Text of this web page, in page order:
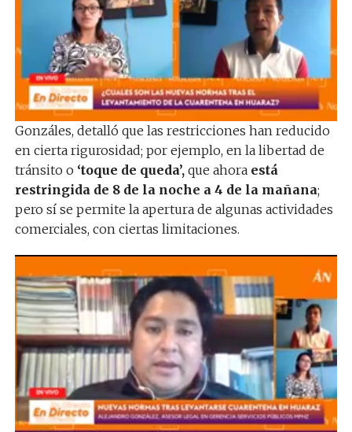
Gonzáles, detalló que las restricciones han reducido
en cierta rigurosidad; por ejemplo, en la libertad de
tránsito o ‘toque de queda’,que ahora está
restringida de 8 de la noche a 4 de la mañana;
pero sí se permite la apertura de algunas actividades
comerciales, con ciertas limitaciones.